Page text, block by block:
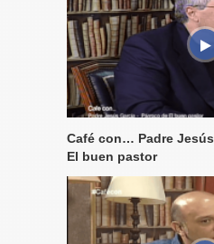
Café con… Padre
El buen pastor